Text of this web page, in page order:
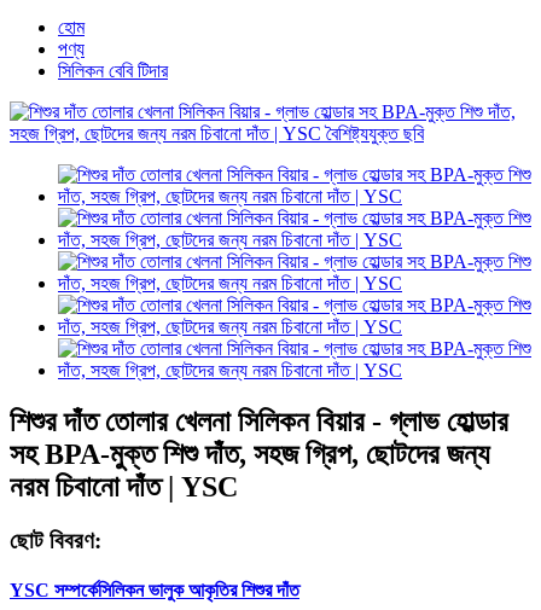
হোম
পণ্য
সিলিকন বেবি টিদার
শিশুর দাঁত তোলার খেলনা সিলিকন বিয়ার - গ্লাভ হোল্ডার
সহ BPA-মুক্ত শিশু দাঁত, সহজ গ্রিপ, ছোটদের জন্য
নরম চিবানো দাঁত | YSC
ছোট বিবরণ:
YSC সম্পর্কেসিলিকন ভালুক আকৃতির শিশুর দাঁত